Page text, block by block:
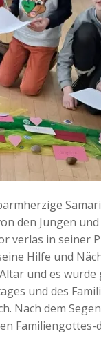
den Jungen
verlas in seiner
Hilfe und
und es
und des
Nach dem
Familiengottes-